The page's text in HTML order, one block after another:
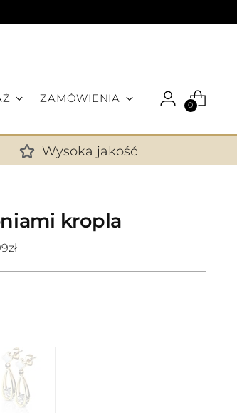
ZAMÓWIENIA
0
✕
Wysoka jakość
kropla